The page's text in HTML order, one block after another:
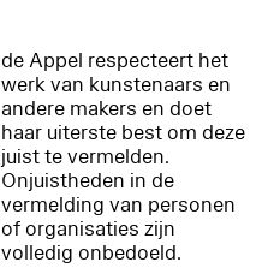
de Appel respecteert het
werk van kunstenaars en
andere makers en doet
haar uiterste best om deze
juist te vermelden.
Onjuistheden in de
vermelding van personen
of organisaties zijn
volledig onbedoeld.